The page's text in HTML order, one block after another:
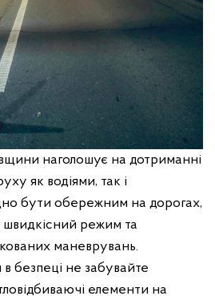
наголошує на дотриманні
як водіями, так і
бути обережним на дорогах,
режим та
маневрувань.
безпеці не забувайте
елементи на